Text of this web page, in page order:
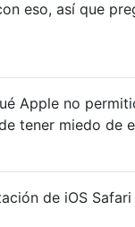
eso, así que
Apple no
tener miedo de
de iOS